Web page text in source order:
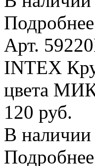
Подробнее
Арт.
INTEX
цвета
120 руб.
В наличии
Подробнее